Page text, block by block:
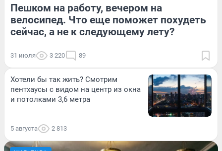
Пешком на работу, вечером на
велосипед. Что еще поможет похудеть
сейчас, а не к следующему лету?
31 июля 3 220 89
Хотели бы так жить? Смотрим
пентхаусы с видом на центр из окна
и потолками 3,6 метра
5 августа 2 813